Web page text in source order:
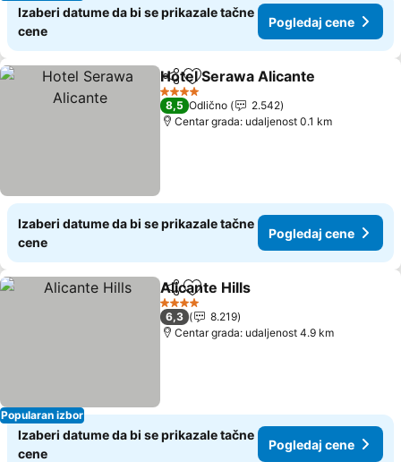
Izaberi datume da bi se prikazale tačne
cene
Pogledaj cene
Deli Dodati u favorite
Hotel Serawa Alicante
4 Zvezdice
8,5 Odlično
2.542
Centar grada: udaljenost 0.1 km
Izaberi datume da bi se prikazale tačne
cene
Pogledaj cene
Popularan izbor
Deli Dodati u favorite
Alicante Hills
4 Zvezdice
6,3
8.219
Centar grada: udaljenost 4.9 km
Izaberi datume da bi se prikazale tačne
cene
Pogledaj cene